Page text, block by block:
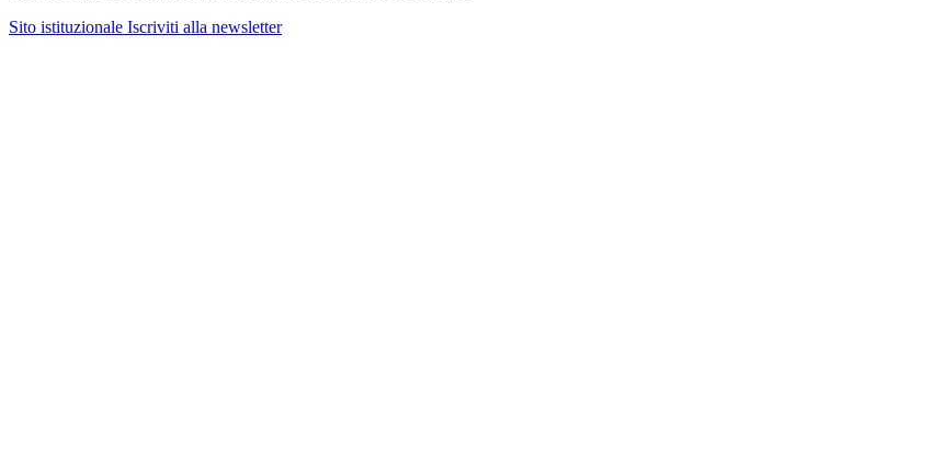
Sito istituzionale Iscriviti alla newsletter